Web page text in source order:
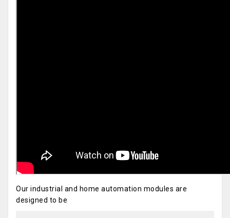
Our industrial and home automation modules are
designed to be